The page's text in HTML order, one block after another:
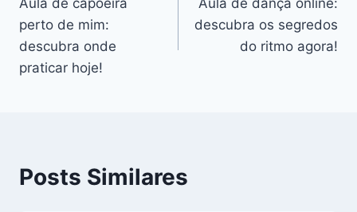
de
Post
perto de mim:
descubra onde
praticar hoje!
descubra os segredos
do ritmo agora!
Posts Similares